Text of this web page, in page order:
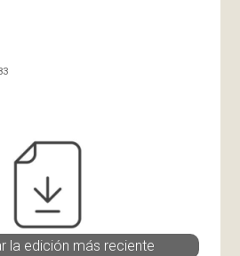
la edición más reciente